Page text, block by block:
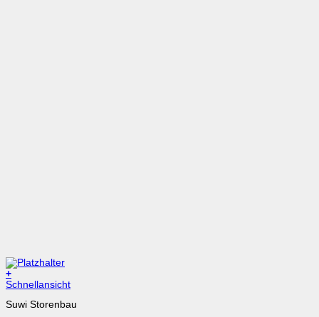
+
Dieses
weist
Schnellansicht
Suwi Storenbau